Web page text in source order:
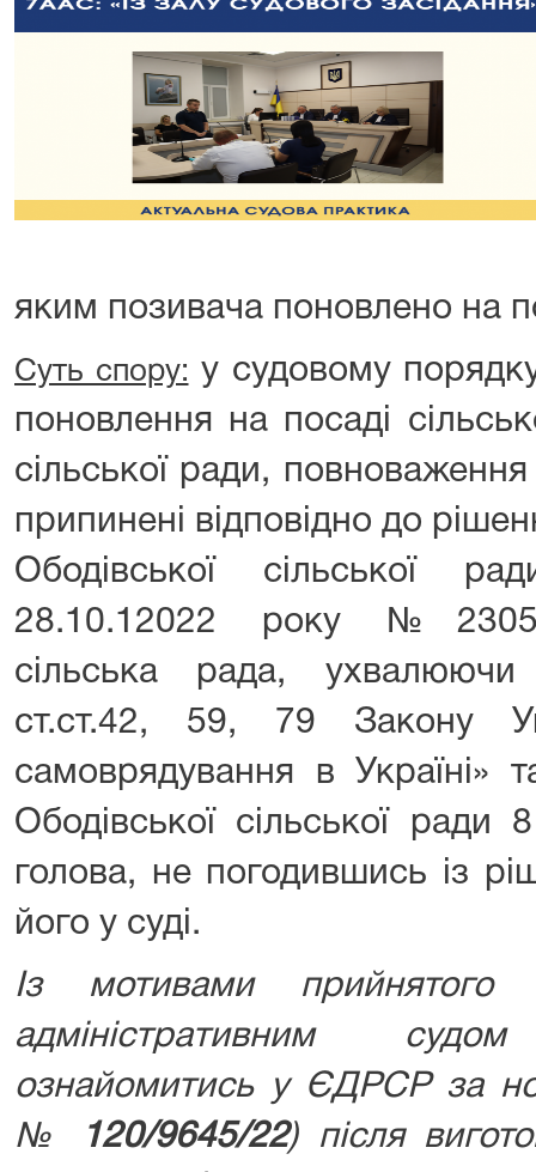
яким позивача поновлено на
Суть спору: у судовому
поновлення на посаді
сільської ради,
припинені відповідно до
Ободівської сільської
28.10.12022 року №2305-
сільська рада, ухвалюючи
ст.ст.42, 59, 79 Закону
самоврядування в Україні»
Ободівської сільської ради
голова, не погодившись із
його у суді.
Із мотивами прийнятого
адміністративним
ознайомитись у ЄДРСР за
№
120/9645/22) після